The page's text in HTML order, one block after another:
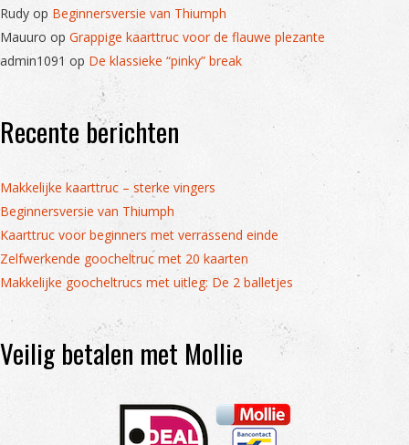
Rudy op Beginnersversie van Thiumph
Mauuro op Grappige kaarttruc voor de flauwe plezante
admin1091 op De klassieke “pinky” break
Recente berichten
Makkelijke kaarttruc – sterke vingers
Beginnersversie van Thiumph
Kaarttruc voor beginners met verrassend einde
Zelfwerkende goocheltruc met 20 kaarten
Makkelijke goocheltrucs met uitleg: De 2 balletjes
Veilig betalen met Mollie